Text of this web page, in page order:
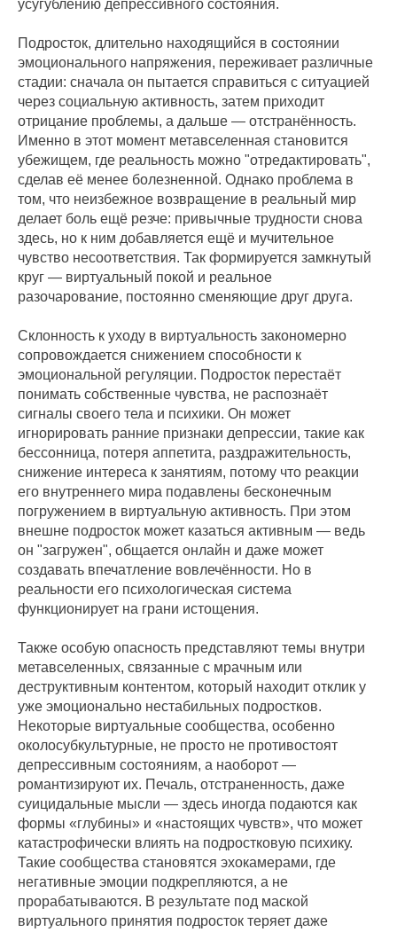
усугублению депрессивного состояния.
Подросток, длительно находящийся в состоянии
эмоционального напряжения, переживает различные
стадии: сначала он пытается справиться с ситуацией
через социальную активность, затем приходит
отрицание проблемы, а дальше — отстранённость.
Именно в этот момент метавселенная становится
убежищем, где реальность можно "отредактировать",
сделав её менее болезненной. Однако проблема в
том, что неизбежное возвращение в реальный мир
делает боль ещё резче: привычные трудности снова
здесь, но к ним добавляется ещё и мучительное
чувство несоответствия. Так формируется замкнутый
круг — виртуальный покой и реальное
разочарование, постоянно сменяющие друг друга.
Склонность к уходу в виртуальность закономерно
сопровождается снижением способности к
эмоциональной регуляции. Подросток перестаёт
понимать собственные чувства, не распознаёт
сигналы своего тела и психики. Он может
игнорировать ранние признаки депрессии, такие как
бессонница, потеря аппетита, раздражительность,
снижение интереса к занятиям, потому что реакции
его внутреннего мира подавлены бесконечным
погружением в виртуальную активность. При этом
внешне подросток может казаться активным — ведь
он "загружен", общается онлайн и даже может
создавать впечатление вовлечённости. Но в
реальности его психологическая система
функционирует на грани истощения.
Также особую опасность представляют темы внутри
метавселенных, связанные с мрачным или
деструктивным контентом, который находит отклик у
уже эмоционально нестабильных подростков.
Некоторые виртуальные сообщества, особенно
околосубкультурные, не просто не противостоят
депрессивным состояниям, а наоборот —
романтизируют их. Печаль, отстраненность, даже
суицидальные мысли — здесь иногда подаются как
формы «глубины» и «настоящих чувств», что может
катастрофически влиять на подростковую психику.
Такие сообщества становятся эхокамерами, где
негативные эмоции подкрепляются, а не
прорабатываются. В результате под маской
виртуального принятия подросток теряет даже